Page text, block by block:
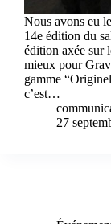
Nous avons eu
14e édition du
édition axée sur
mieux pour
gamme
c’est…
27